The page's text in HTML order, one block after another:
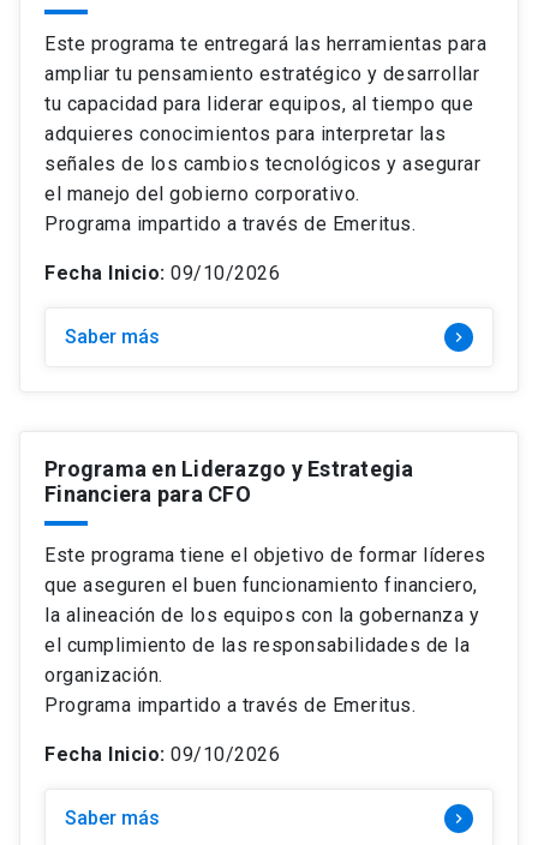
Este programa te entregará las herramientas para
ampliar tu pensamiento estratégico y desarrollar
tu capacidad para liderar equipos, al tiempo que
adquieres conocimientos para interpretar las
señales de los cambios tecnológicos y asegurar
el manejo del gobierno corporativo.
Programa impartido a través de Emeritus.
Fecha Inicio: 09/10/2026
Saber más keyboard_arrow_right
Programa en Liderazgo y Estrategia
Financiera para CFO
Este programa tiene el objetivo de formar líderes
que aseguren el buen funcionamiento financiero,
la alineación de los equipos con la gobernanza y
el cumplimiento de las responsabilidades de la
organización.
Programa impartido a través de Emeritus.
Fecha Inicio: 09/10/2026
Saber más keyboard_arrow_right